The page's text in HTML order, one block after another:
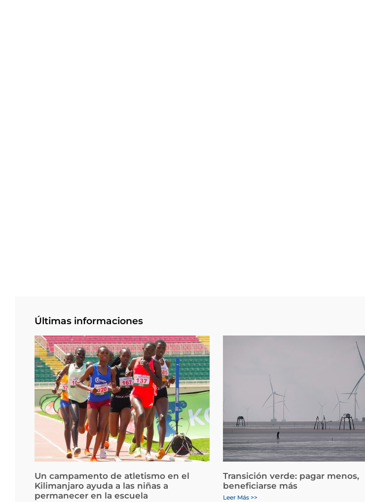
Últimas informaciones
Un campamento de atletismo en el
Kilimanjaro ayuda a las niñas a
permanecer en la escuela
Transición verde: pagar menos,
beneficiarse más
Leer Más >>